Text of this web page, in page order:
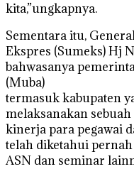
kita,”ungkapnya.
Sementara itu,
Ekspres (Sumeks) Hj
bahwasanya
(Muba)
termasuk kabupaten
melaksanakan
kinerja para pegawai
telah diketahui
ASN dan seminar